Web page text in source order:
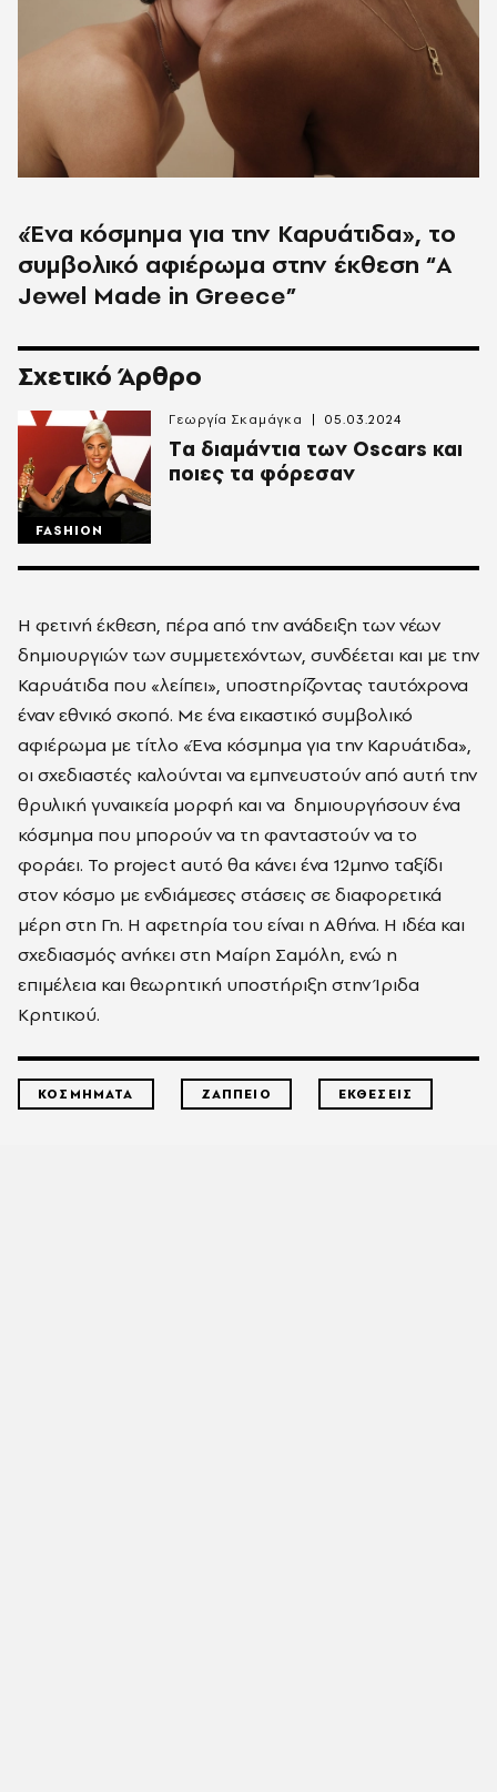
«Ένα κόσμημα για την Καρυάτιδα», το
συμβολικό αφιέρωμα στην έκθεση “Α
Jewel Made in Greece”
Σχετικό Άρθρο
FASHION
Tα διαμάντια των Oscars και
ποιες τα φόρεσαν
Γεωργία Σκαμάγκα 05.03.2024
Η φετινή έκθεση, πέρα από την ανάδειξη των νέων
δημιουργιών των συμμετεχόντων, συνδέεται και με την
Καρυάτιδα που «λείπει», υποστηρίζοντας ταυτόχρονα
έναν εθνικό σκοπό. Με ένα εικαστικό συμβολικό
αφιέρωμα με τίτλο «Ένα κόσμημα για την Καρυάτιδα»,
οι σχεδιαστές καλούνται να εμπνευστούν από αυτή την
θρυλική γυναικεία μορφή και να δημιουργήσουν ένα
κόσμημα που μπορούν να τη φανταστούν να το
φοράει. Το project αυτό θα κάνει ένα 12μηνο ταξίδι
στον κόσμο με ενδιάμεσες στάσεις σε διαφορετικά
μέρη στη Γη. Η αφετηρία του είναι η Αθήνα. Η ιδέα και
σχεδιασμός ανήκει στη Μαίρη Σαμόλη, ενώ η
επιμέλεια και θεωρητική υποστήριξη στην Ίριδα
Κρητικού.
ΚΟΣΜΗΜΑΤΑ ΖΑΠΠΕΙΟ ΕΚΘΕΣΕΙΣ